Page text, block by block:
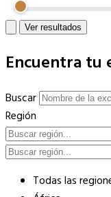
Ver resultados
Encuentra tu
Buscar
Región
Todas las